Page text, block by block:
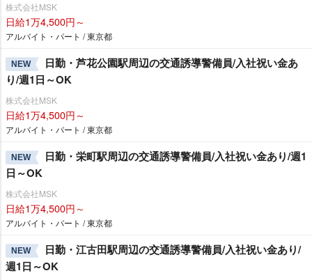
株式会社MSK
日給1万4,500円～
アルバイト・パート / 東京都
NEW
日勤・芦花公園駅周辺の交通誘導警備員/入社祝い金あ
り/週1日～OK
株式会社MSK
日給1万4,500円～
アルバイト・パート / 東京都
NEW
日勤・栄町駅周辺の交通誘導警備員/入社祝い金あり/週1
日～OK
株式会社MSK
日給1万4,500円～
アルバイト・パート / 東京都
NEW
日勤・江古田駅周辺の交通誘導警備員/入社祝い金あり/
週1日～OK